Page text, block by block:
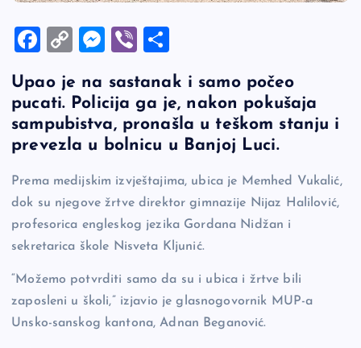
F
c
e
b
o
k
C
p
y
Li
n
k
M
se
n
g
Vi
er ar
e
Upao je na sastanak i samo počeo
pucati. Policija ga je, nakon pokušaja
sampubistva, pronašla u teškom stanju i
prevezla u bolnicu u Banjoj Luci.
Prema medijskim izvještajima, ubica je Memhed Vukalić,
dok su njegove žrtve direktor gimnazije Nijaz Halilović,
profesorica engleskog jezika Gordana Nidžan i
sekretarica škole Nisveta Kljunić.
“Možemo potvrditi samo da su i ubica i žrtve bili
zaposleni u školi,” izjavio je glasnogovornik MUP-a
Unsko-sanskog kantona, Adnan Beganović.